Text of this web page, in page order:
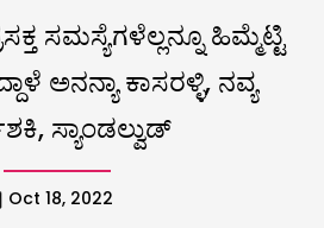
ಸಮಸ್ಯೆಗಳೆಲ್ಲನ್ನೂ ಹಿಮ್ಮೆಟ್ಟಿ
ಅನನ್ಯಾ ಕಾಸರಳ್ಳಿ, ನವ್ಯ
ಸ್ಯಾಂಡಲ್ವುಡ್
Oct 18, 2022